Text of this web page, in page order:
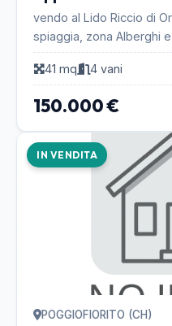
vendo al Lido Riccio di
spiaggia, zona Alberghi
costa ortonese; a 200 m
41 mq
4 vani
150.000 €
IN VENDITA
POGGIOFIORITO (CH)